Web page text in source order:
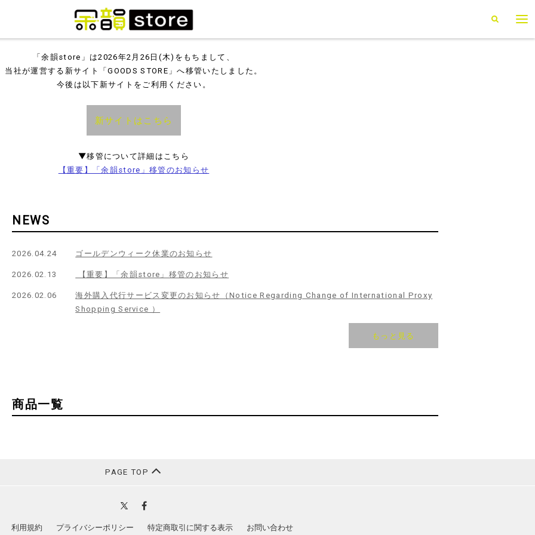
「余韻store」は2026年2月26日(木)をもちまして、
当社が運営する新サイト「GOODS STORE」へ移管いたしました。
今後は以下新サイトをご利用ください。
新サイトはこちら
▼移管について詳細はこちら
【重要】「余韻store」移管のお知らせ
NEWS
2026.04.24 ゴールデンウィーク休業のお知らせ
2026.02.13 【重要】「余韻store」移管のお知らせ
2026.02.06
海外購入代行サービス変更のお知らせ（Notice Regarding Change of International Proxy
Shopping Service ）
もっと見る
商品一覧
PAGE TOP
利用規約 プライバシーポリシー 特定商取引に関する表示 お問い合わせ